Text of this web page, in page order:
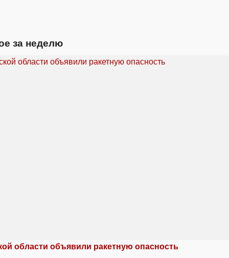
за неделю
области объявили ракетную опасность